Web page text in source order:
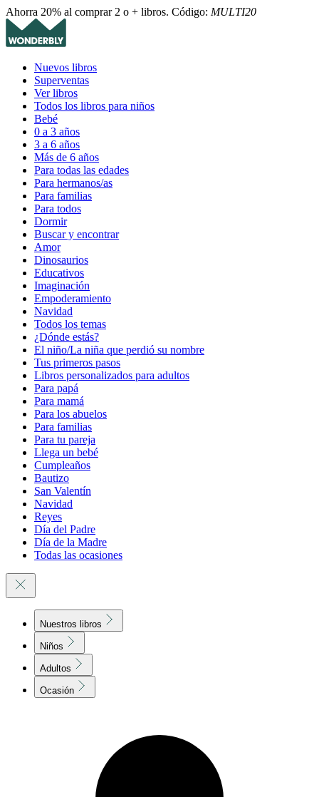
Ahorra 20% al comprar 2 o + libros. Código: MULTI20
Nuevos libros
Superventas
Ver libros
Todos los libros para niños
Bebé
0 a 3 años
3 a 6 años
Más de 6 años
Para todas las edades
Para hermanos/as
Para familias
Para todos
Dormir
Buscar y encontrar
Amor
Dinosaurios
Educativos
Imaginación
Empoderamiento
Navidad
Todos los temas
¿Dónde estás?
El niño/La niña que perdió su nombre
Tus primeros pasos
Libros personalizados para adultos
Para papá
Para mamá
Para los abuelos
Para familias
Para tu pareja
Llega un bebé
Cumpleaños
Bautizo
San Valentín
Navidad
Reyes
Día del Padre
Día de la Madre
Todas las ocasiones
Nuestros libros
Niños
Adultos
Ocasión